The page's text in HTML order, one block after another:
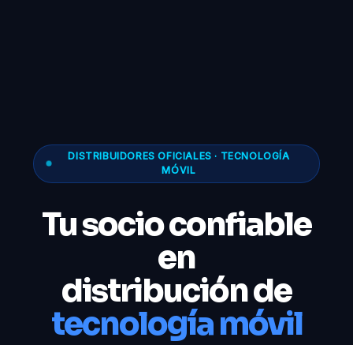
DISTRIBUIDORES OFICIALES · TECNOLOGÍA
MÓVIL
Tu socio confiable
en
distribución de
tecnología móvil